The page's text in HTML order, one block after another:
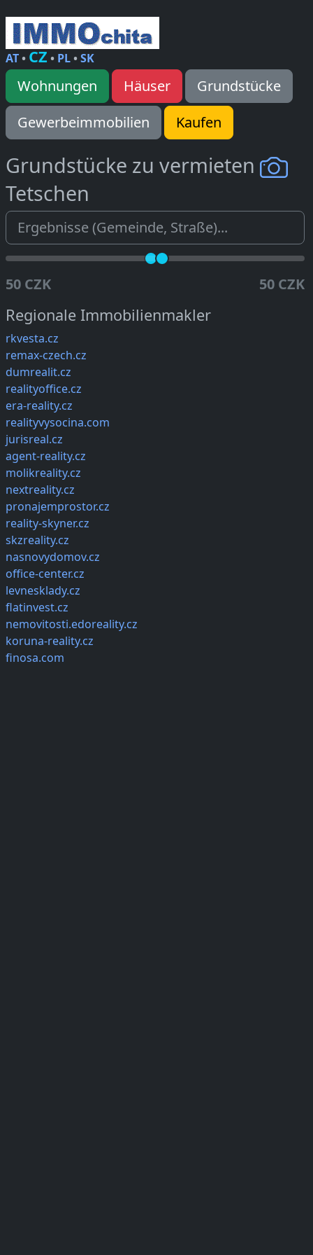
AT• CZ • PL•SK
Wohnungen Häuser
Grundstücke
Gewerbeimmobilien
Kaufen
Grundstücke zu vermieten
Tetschen
50 CZK 50 CZK
Regionale Immobilienmakler
rkvesta.cz
remax-czech.cz
dumrealit.cz
realityoffice.cz
era-reality.cz
realityvysocina.com
jurisreal.cz
agent-reality.cz
molikreality.cz
nextreality.cz
pronajemprostor.cz
reality-skyner.cz
skzreality.cz
nasnovydomov.cz
office-center.cz
levnesklady.cz
flatinvest.cz
nemovitosti.edoreality.cz
koruna-reality.cz
finosa.com